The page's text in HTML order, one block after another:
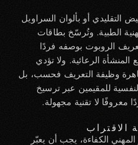
التقليدي أو بألوان السراويل
الطبية. وتُرسّخ بطاقات
الروبوت بوصفه فردًا
الرعائية. ولا تؤدي
وظيفة التعريف فحسب، بل
للمقيمين عبر ترسيخ
معروفًا لا تقنية مجهولة.
الاقتراب
الكفاءة، يجب أن يعبّر